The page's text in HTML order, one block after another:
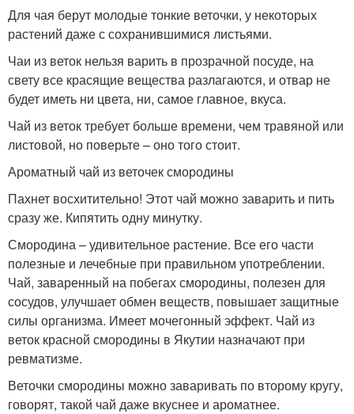
Для чая берут молодые тонкие веточки, у некоторых
растений даже с сохранившимися листьями.
Чаи из веток нельзя варить в прозрачной посуде, на
свету все красящие вещества разлагаются, и отвар не
будет иметь ни цвета, ни, самое главное, вкуса.
Чай из веток требует больше времени, чем травяной или
листовой, но поверьте – оно того стоит.
Ароматный чай из веточек смородины
Пахнет восхитительно! Этот чай можно заварить и пить
сразу же. Кипятить одну минутку.
Смородина – удивительное растение. Все его части
полезные и лечебные при правильном употреблении.
Чай, заваренный на побегах смородины, полезен для
сосудов, улучшает обмен веществ, повышает защитные
силы организма. Имеет мочегонный эффект. Чай из
веток красной смородины в Якутии назначают при
ревматизме.
Веточки смородины можно заваривать по второму кругу,
говорят, такой чай даже вкуснее и ароматнее.